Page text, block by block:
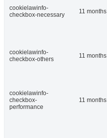
cookielawinfo-
checkbox-necessary
11 months
cookielawinfo-
checkbox-others
11 months
cookielawinfo-
checkbox-
performance
11 months